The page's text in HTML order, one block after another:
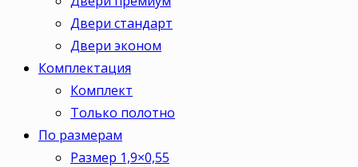
Двери стандарт
Двери эконом
Комплектация
Комплект
Только полотно
По размерам
Размер 1,9×0,55